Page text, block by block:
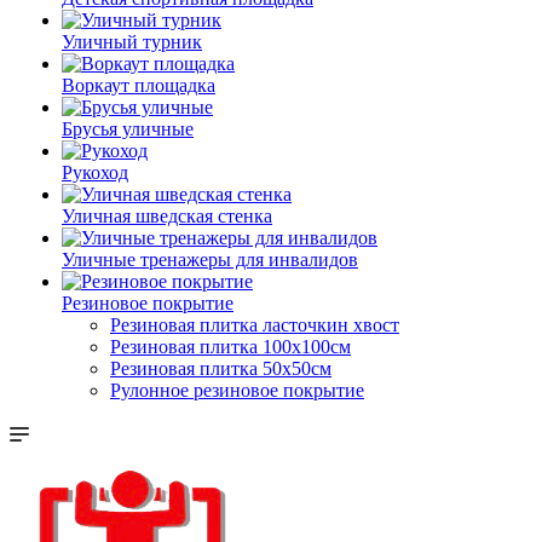
Уличный турник
Воркаут площадка
Брусья уличные
Рукоход
Уличная шведская стенка
Уличные тренажеры для инвалидов
Резиновое покрытие
Резиновая плитка ласточкин хвост
Резиновая плитка 100х100см
Резиновая плитка 50х50см
Рулонное резиновое покрытие